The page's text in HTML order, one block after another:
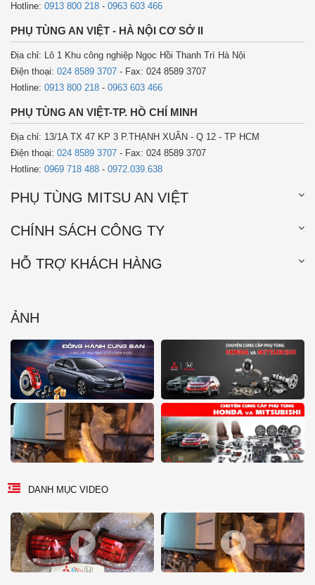
Hotline: 0913 800 218 - 0963 603 466
PHỤ TÙNG AN VIỆT - HÀ NỘI CƠ SỞ II
Địa chỉ: Lô 1 Khu công nghiệp Ngọc Hồi Thanh Trì Hà Nội
Điện thoại: 024 8589 3707 - Fax: 024 8589 3707
Hotline: 0913 800 218 - 0963 603 466
PHỤ TÙNG AN VIỆT-TP. HỒ CHÍ MINH
Địa chỉ: 13/1A TX 47 KP 3 P.THẠNH XUÂN - Q 12 - TP HCM
Điện thoại: 024 8589 3707 - Fax: 024 8589 3707
Hotline: 0969 718 488 - 0972.039.638
PHỤ TÙNG MITSU AN VIỆT
CHÍNH SÁCH CÔNG TY
HỖ TRỢ KHÁCH HÀNG
ẢNH
DANH MỤC VIDEO